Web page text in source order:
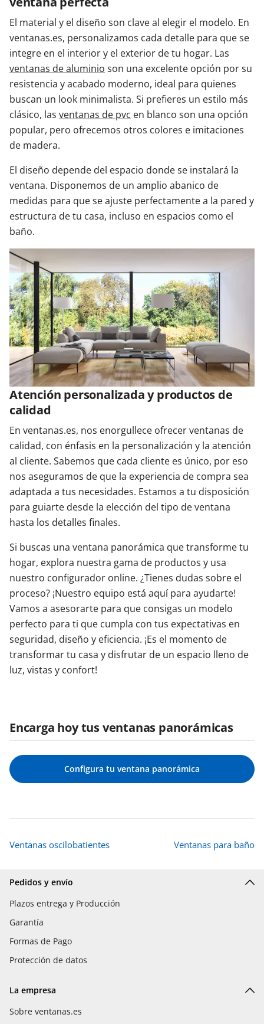
El material y el diseño son clave al elegir el modelo. En
ventanas.es, personalizamos cada detalle para que se
integre en el interior y el exterior de tu hogar. Las
ventanas de aluminio son una excelente opción por su
resistencia y acabado moderno, ideal para quienes
buscan un look minimalista. Si prefieres un estilo más
clásico, las ventanas de pvc en blanco son una opción
popular, pero ofrecemos otros colores e imitaciones
de madera.
El diseño depende del espacio donde se instalará la
ventana. Disponemos de un amplio abanico de
medidas para que se ajuste perfectamente a la pared y
estructura de tu casa, incluso en espacios como el
baño.
Atención personalizada y productos de
calidad
En ventanas.es, nos enorgullece ofrecer ventanas de
calidad, con énfasis en la personalización y la atención
al cliente. Sabemos que cada cliente es único, por eso
nos aseguramos de que la experiencia de compra sea
adaptada a tus necesidades. Estamos a tu disposición
para guiarte desde la elección del tipo de ventana
hasta los detalles finales.
Si buscas una ventana panorámica que transforme tu
hogar, explora nuestra gama de productos y usa
nuestro configurador online. ¿Tienes dudas sobre el
proceso? ¡Nuestro equipo está aquí para ayudarte!
Vamos a asesorarte para que consigas un modelo
perfecto para ti que cumpla con tus expectativas en
seguridad, diseño y eficiencia. ¡Es el momento de
transformar tu casa y disfrutar de un espacio lleno de
luz, vistas y confort!
Encarga hoy tus ventanas panorámicas
Configura tu ventana panorámica
Ventanas oscilobatientes Ventanas para baño
Pedidos y envío
Plazos entrega y Producción
Garantía
Formas de Pago
Protección de datos
La empresa
Sobre ventanas.es